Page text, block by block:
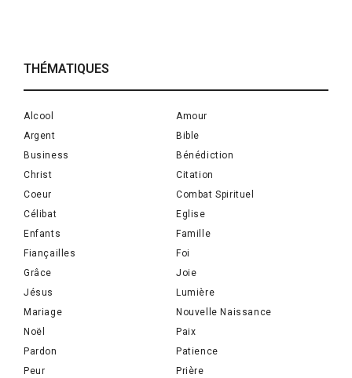
THÉMATIQUES
Alcool
Amour
Argent
Bible
Business
Bénédiction
Christ
Citation
Coeur
Combat Spirituel
Célibat
Eglise
Enfants
Famille
Fiançailles
Foi
Grâce
Joie
Jésus
Lumière
Mariage
Nouvelle Naissance
Noël
Paix
Pardon
Patience
Peur
Prière